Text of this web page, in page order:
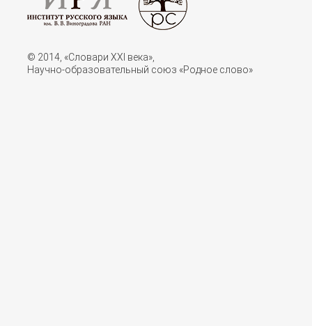
© 2014, «Словари XXI векa»,
Научно-образовательный союз «Родное слово»